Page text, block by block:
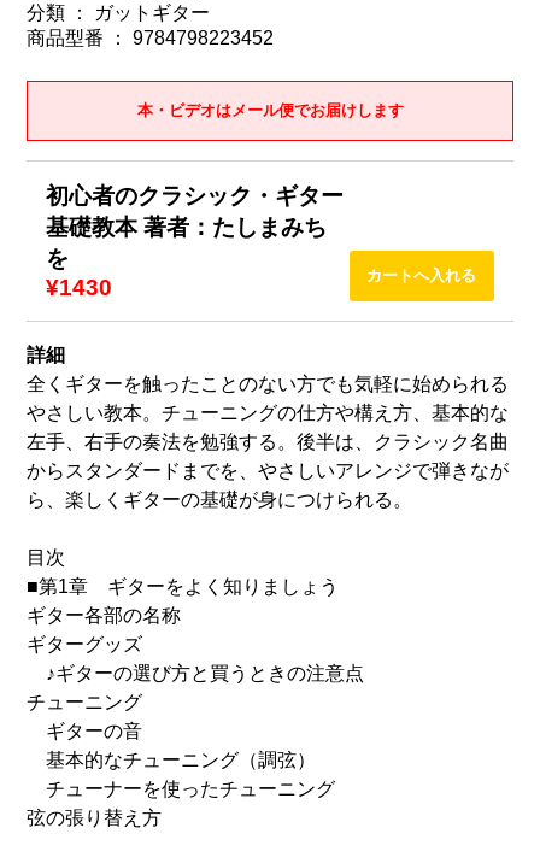
分類 ： ガットギター
商品型番 ： 9784798223452
本・ビデオはメール便でお届けします
初心者のクラシック・ギター
基礎教本 著者：たしまみち
を
¥1430
詳細
全くギターを触ったことのない方でも気軽に始められる
やさしい教本。チューニングの仕方や構え方、基本的な
左手、右手の奏法を勉強する。後半は、クラシック名曲
からスタンダードまでを、やさしいアレンジで弾きなが
ら、楽しくギターの基礎が身につけられる。
目次
■第1章 ギターをよく知りましょう
ギター各部の名称
ギターグッズ
♪ギターの選び方と買うときの注意点
チューニング
ギターの音
基本的なチューニング（調弦）
チューナーを使ったチューニング
弦の張り替え方